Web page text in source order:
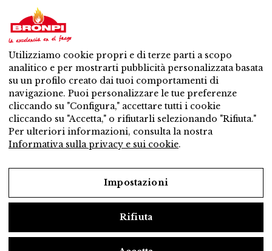
Serie a legna
Serie a pellet
Misto: legna – pellet
Accessori
Ventilazione
Novità
Contatti
Servicio Post – Vendita
Distributore piú vicino
Servicio Post – Vendita
Vuol essere distributore?
Utilizziamo cookie propri e di terze parti a scopo
analitico e per mostrarti pubblicità personalizzata basata
su un profilo creato dai tuoi comportamenti di
navigazione. Puoi personalizzare le tue preferenze
cliccando su "Configura," accettare tutti i cookie
cliccando su "Accetta," o rifiutarli selezionando "Rifiuta."
Per ulteriori informazioni, consulta la nostra
Informativa sulla privacy e sui cookie.
Impostazioni
Rifiuta
Avviso legale